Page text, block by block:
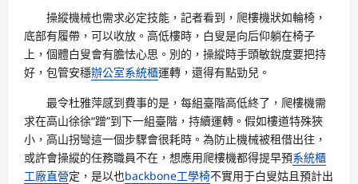
操縱機械也需求必定技能，記者看到，爬樓機狀如輪椅，
底部有履帶，可以收放。高低樓時，白叟是向后仰躺在椅子
上，個體白叟會有膽怯心思。別的，操縱時手頭敏銳度要把持
好，包管安穩辦公室系統櫃運轉，還得有點勁兒。
最令杜雅萍感到費事的是，每組臺階高低終了，爬樓機需
求在高山徐徐“蹭”到下一組臺階，持續運轉。假如樓道特殊狹
小，高山拐彎這一個步驟會很耗時。為防止機械被租借出往，
或許會操縱的任務職員不在，想應用爬樓機都得提早預系統櫃
工廠直營定，是以也backbone工學椅不實用于白叟姑且預計出